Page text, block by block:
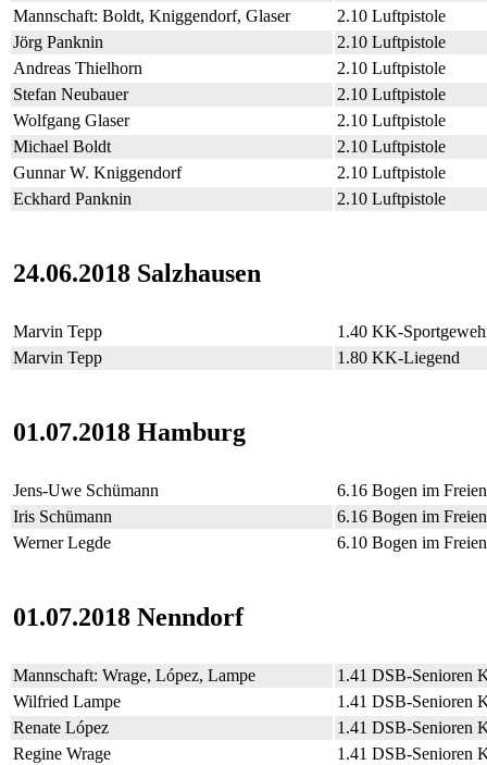
Mannschaft: Boldt, Kniggendorf, Glaser
2.10 Luftpistole
Jörg Panknin
2.10 Luftpistole
Andreas Thielhorn
2.10 Luftpistole
Stefan Neubauer
2.10 Luftpistole
Wolfgang Glaser
2.10 Luftpistole
Michael Boldt
2.10 Luftpistole
Gunnar W. Kniggendorf
2.10 Luftpistole
Eckhard Panknin
2.10 Luftpistole
24.06.2018 Salzhausen
Marvin Tepp
1.40 KK-
Marvin Tepp
1.80 KK-Liegend
01.07.2018 Hamburg
Jens-Uwe Schümann
6.16 Bogen im
Iris Schümann
6.16 Bogen im
Werner Legde
6.10 Bogen im
01.07.2018 Nenndorf
Mannschaft: Wrage, López, Lampe
1.41 DSB-Senioren
Wilfried Lampe
1.41 DSB-Senioren
Renate López
1.41 DSB-Senioren
Regine Wrage
1.41 DSB-Senioren